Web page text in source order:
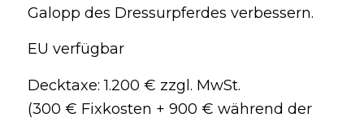
Galopp des Dressurpferdes verbessern.
EU verfügbar
Decktaxe: 1.200 € zzgl. MwSt.
(300 € Fixkosten + 900 € während der